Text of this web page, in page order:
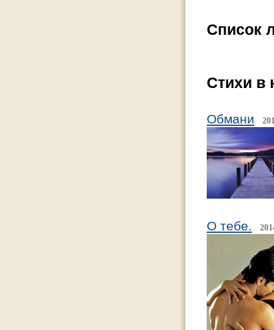
Список
Стихи в
Обмани
О тебе.